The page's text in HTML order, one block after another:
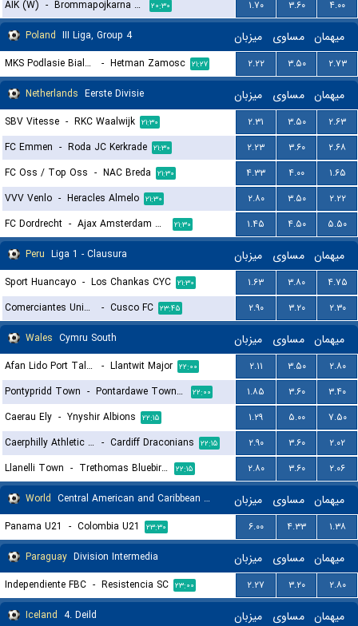
AIK (W) - Brommapojkarna (W) ۲۰:۳۰ ۱.۷۰ ۳.۶۰
۴.۰۰
Poland III Liga, Group 4 میزبان مساوی میهمان
MKS Podlasie Biala Podlaska - Hetman Zamosc ۲۱:۲۷ ۲.۲۲ ۳.۵۰
۲.۷۳
Netherlands Eerste Divisie میزبان مساوی میهمان
SBV Vitesse - RKC Waalwijk ۲۱:۳۰ ۲.۳۱ ۳.۵۰
۲.۶۳
FC Emmen - Roda JC Kerkrade ۲۱:۳۰ ۲.۲۳ ۳.۶۰
۲.۶۸
FC Oss / Top Oss - NAC Breda ۲۱:۳۰ ۴.۳۳ ۴.۰۰
۱.۶۵
VVV Venlo - Heracles Almelo ۲۱:۳۰ ۲.۸۰ ۳.۵۰
۲.۲۲
FC Dordrecht - Ajax Amsterdam Reserves ۲۱:۳۰ ۱.۴۵ ۴.۵۰
۵.۵۰
Peru Liga 1 - Clausura میزبان مساوی میهمان
Sport Huancayo - Los Chankas CYC ۲۱:۳۰ ۱.۶۳ ۳.۸۰
۴.۷۵
Comerciantes Unidos
- Cusco FC ۲۳:۴۵ ۲.۹۰ ۳.۲۰
۲.۳۰
Wales Cymru South میزبان مساوی میهمان
Afan Lido Port Talbot - Llantwit Major ۲۲:۰۰ ۲.۱۱ ۳.۵۰
۲.۸۰
Pontypridd Town - Pontardawe Town A.F.C. ۲۲:۰۰ ۱.۸۵ ۳.۶۰
۳.۴۰
Caerau Ely - Ynyshir Albions ۲۲:۱۵ ۱.۲۹ ۵.۰۰
۷.۵۰
Caerphilly Athletic FC - Cardiff Draconians ۲۲:۱۵ ۲.۹۰ ۳.۶۰
۲.۰۲
Llanelli Town - Trethomas Bluebirds ۲۲:۱۵ ۲.۸۰ ۳.۶۰
۲.۰۶
World Central American and Caribbean Games میزبان مساوی میهمان
Panama U21 - Colombia U21 ۲۳:۳۰ ۶.۰۰ ۴.۳۳
۱.۳۸
Paraguay Division Intermedia میزبان مساوی میهمان
Independiente FBC - Resistencia SC ۲۳:۰۰ ۲.۲۷ ۳.۲۰
۲.۸۰
Iceland 4. Deild میزبان مساوی میهمان